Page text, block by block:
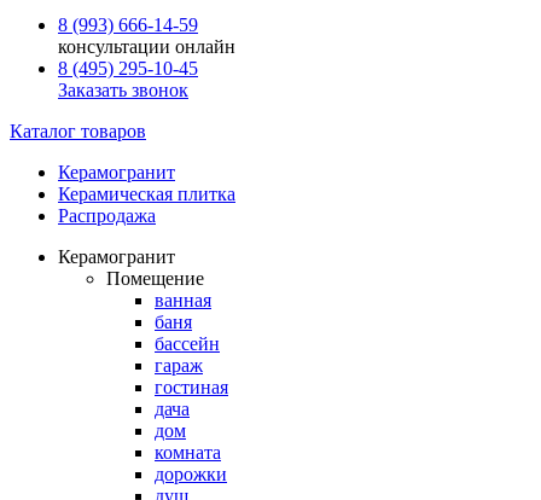
8 (993) 666-14-59
консультации онлайн
8 (495) 295-10-45
Заказать звонок
Каталог товаров
Керамогранит
Керамическая плитка
Распродажа
Керамогранит
Помещение
ванная
баня
бассейн
гараж
гостиная
дача
дом
комната
дорожки
душ